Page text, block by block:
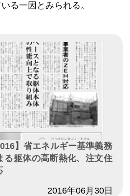
る一因とみられる。
】省エネルギー基準義務
る躯体の高断熱化、注文住
2016年06月30日